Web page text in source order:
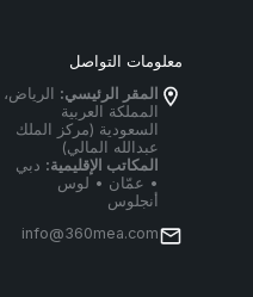
معلومات التواصل
المقر الرئيسي: الرياض،
المملكة العربية
السعودية (مركز الملك
عبدالله المالي)
المكاتب الإقليمية: دبي
• عمّان • لوس
أنجلوس
info@360mea.com